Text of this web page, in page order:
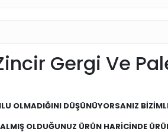
Gergi Ve
OLMADIĞINI DÜŞÜNÜYORSANIZ
OLDUĞUNUZ ÜRÜN HARİCİNDE